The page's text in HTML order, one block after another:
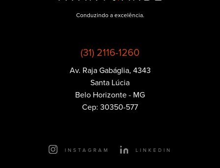
Conduzindo a excelência.
(31) 2116-1260
Av. Raja Gabáglia, 4343
Santa Lúcia
Belo Horizonte - MG
Cep: 30350-577
INSTAGRAM LINKEDIN